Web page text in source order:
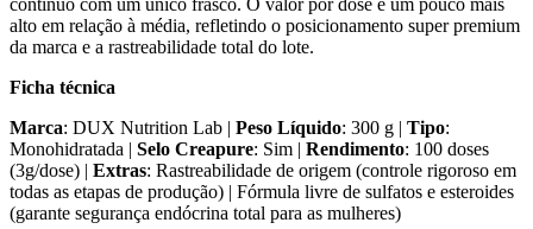
contínuo com um único frasco. O valor por dose é um pouco mais
alto em relação à média, refletindo o posicionamento super premium
da marca e a rastreabilidade total do lote.
Ficha técnica
Marca: DUX Nutrition Lab | Peso Líquido: 300 g | Tipo:
Monohidratada | Selo Creapure: Sim | Rendimento: 100 doses
(3g/dose) | Extras: Rastreabilidade de origem (controle rigoroso em
todas as etapas de produção) | Fórmula livre de sulfatos e esteroides
(garante segurança endócrina total para as mulheres)